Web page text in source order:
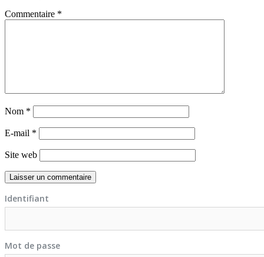
Commentaire *
Nom *
E-mail *
Site web
Identifiant
Mot de passe